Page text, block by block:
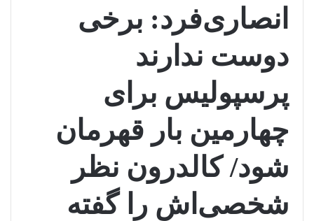
انصاری‌فرد: برخی
دوست ندارند
پرسپولیس برای
چهارمین بار قهرمان
شود/ کالدرون نظر
شخصی‌اش را گفته